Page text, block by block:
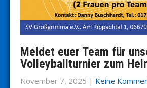
Meldet euer Team für
Volleyballturnier zum
November 7, 2025 | Keine